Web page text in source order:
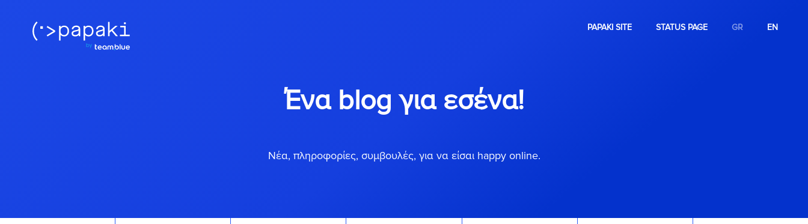
PAPAKI SITE STATUS PAGE GR EN
Ένα blog για εσένα!
Νέα, πληροφορίες, συμβουλές, για να είσαι happy online.